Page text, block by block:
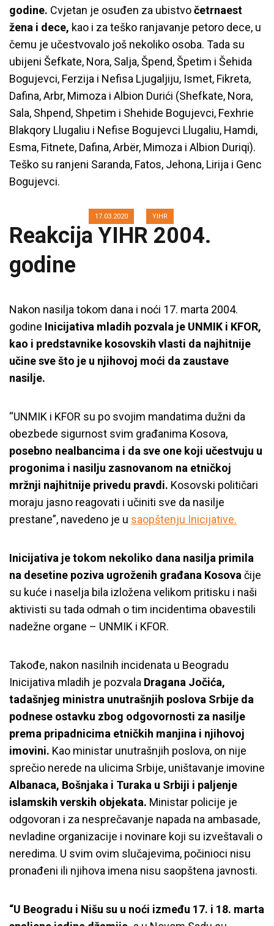
Mart 2004. na Kosovu –
hronologija događaja
17.03.2020 YIHR
godine. Cvjetan je osuđen za ubistvočetrnaest
žena i dece, kao i za teško ranjavanje petoro dece, u
čemu je učestvovalo još nekoliko osoba. Tada su
ubijeni Šefkate, Nora, Salja, Špend, Špetim i Šehida
Bogujevci, Ferzija i Nefisa Ljugaljiju, Ismet, Fikreta,
Dafina, Arbr, Mimoza i Albion Durići (Shefkate, Nora,
Sala, Shpend, Shpetim i Shehide Bogujevci, Fexhrie
Blakqory Llugaliu i Nefise Bogujevci Llugaliu, Hamdi,
Esma, Fitnete, Dafina, Arbër, Mimoza i Albion Duriqi).
Teško su ranjeni Saranda, Fatos, Jehona, Lirija i Genc
Bogujevci.
Reakcija YIHR 2004.
godine
Nakon nasilja tokom dana i noći 17. marta 2004.
godine Inicijativa mladih pozvala je UNMIK i KFOR,
kao i predstavnike kosovskih vlasti da najhitnije
učine sve što je u njihovoj moći da zaustave
nasilje.
“UNMIK i KFOR su po svojim mandatima dužni da
obezbede sigurnost svim građanima Kosova,
posebno nealbancima i da sve one koji učestvuju u
progonima i nasilju zasnovanom na etničkoj
mržnji najhitnije privedu pravdi. Kosovski političari
moraju jasno reagovati i učiniti sve da nasilje
prestane”, navedeno je u saopštenju Inicijative.
Inicijativa je tokom nekoliko dana nasilja primila
na desetine poziva ugroženih građana Kosova čije
su kuće i naselja bila izložena velikom pritisku i naši
aktivisti su tada odmah o tim incidentima obavestili
nadežne organe – UNMIK i KFOR.
Takođe, nakon nasilnih incidenata u Beogradu
Inicijativa mladih je pozvala Dragana Jočića,
tadašnjeg ministra unutrašnjih poslova Srbije da
podnese ostavku zbog odgovornosti za nasilje
prema pripadnicima etničkih manjina i njihovoj
imovini. Kao ministar unutrašnjih poslova, on nije
sprečio nerede na ulicima Srbije, uništavanje imovine
Albanaca, Bošnjaka i Turaka u Srbiji i paljenje
islamskih verskih objekata. Ministar policije je
odgovoran i za nesprečavanje napada na ambasade,
nevladine organizacije i novinare koji su izveštavali o
neredima. U svim ovim slučajevima, počinioci nisu
pronađeni ili njihova imena nisu saopštena javnosti.
“U Beogradu i Nišu su u noći između 17. i 18. marta